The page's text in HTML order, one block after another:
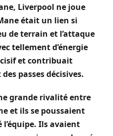
Liverpool ne joue
était un lien si
de terrain et l’attaque
tellement d’énergie
et contribuait
passes décisives.
grande rivalité entre
et ils se poussaient
l’équipe. Ils avaient